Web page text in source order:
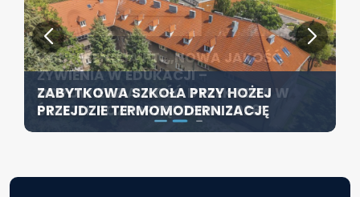
ZABYTKOWA SZKOŁA PRZY HOŻEJ
PRZEJDZIE TERMOMODERNIZACJĘ
KONFERENCJA PT. „NOWA JAKOŚĆ
ŻYWIENIA W EDUKACJI –
ODPOWIEDZIALNOŚĆ DYREKTORA W
ŚWIETLE ROZPORZĄDZENIA 2026”
SZCZECIN ROZWIJA EDUKACJĘ
WŁĄCZAJĄCĄ - NOWE
SPECJALISTYCZNE CENTRUM
ROZPOCZYNA DZIAŁALNOŚĆ